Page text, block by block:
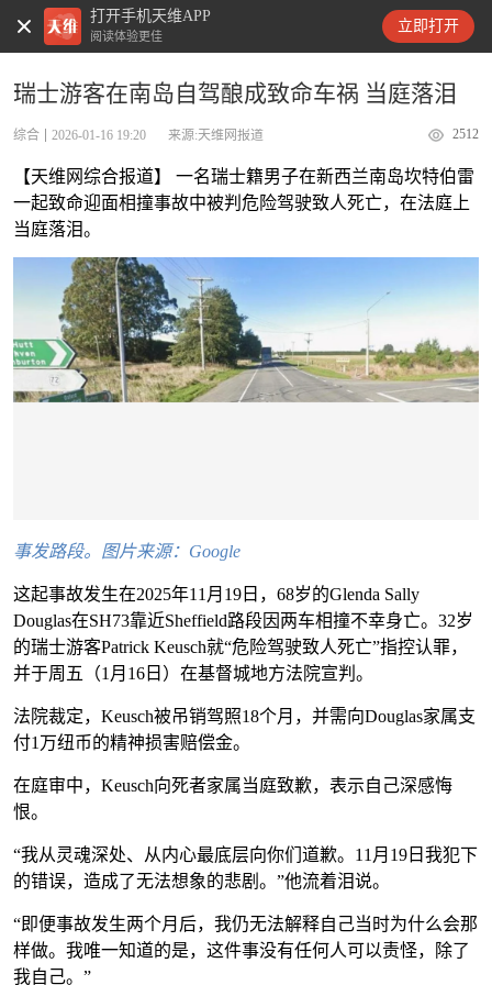
打开手机天维APP
阅读体验更佳
立即打开
天维新闻
瑞士游客在南岛自驾酿成致命车祸 当庭落泪
综合 2026-01-16 19:20 来源:天维网报道 2512
【天维网综合报道】 一名瑞士籍男子在新西兰南岛坎特伯雷
一起致命迎面相撞事故中被判危险驾驶致人死亡，在法庭上
当庭落泪。
事发路段。图片来源：Google
这起事故发生在2025年11月19日，68岁的Glenda Sally
Douglas在SH73靠近Sheffield路段因两车相撞不幸身亡。32岁
的瑞士游客Patrick Keusch就“危险驾驶致人死亡”指控认罪，
并于周五（1月16日）在基督城地方法院宣判。
法院裁定，Keusch被吊销驾照18个月，并需向Douglas家属支
付1万纽币的精神损害赔偿金。
在庭审中，Keusch向死者家属当庭致歉，表示自己深感悔
恨。
“我从灵魂深处、从内心最底层向你们道歉。11月19日我犯下
的错误，造成了无法想象的悲剧。”他流着泪说。
“即便事故发生两个月后，我仍无法解释自己当时为什么会那
样做。我唯一知道的是，这件事没有任何人可以责怪，除了
我自己。”